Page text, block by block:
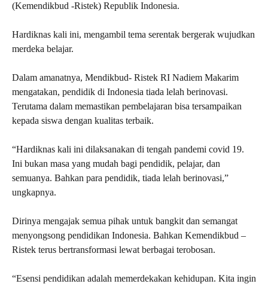
(Kemendikbud -Ristek) Republik Indonesia.
Hardiknas kali ini, mengambil tema serentak bergerak wujudkan
merdeka belajar.
Dalam amanatnya, Mendikbud- Ristek RI Nadiem Makarim
mengatakan, pendidik di Indonesia tiada lelah berinovasi.
Terutama dalam memastikan pembelajaran bisa tersampaikan
kepada siswa dengan kualitas terbaik.
“Hardiknas kali ini dilaksanakan di tengah pandemi covid 19.
Ini bukan masa yang mudah bagi pendidik, pelajar, dan
semuanya. Bahkan para pendidik, tiada lelah berinovasi,”
ungkapnya.
Dirinya mengajak semua pihak untuk bangkit dan semangat
menyongsong pendidikan Indonesia. Bahkan Kemendikbud –
Ristek terus bertransformasi lewat berbagai terobosan.
“Esensi pendidikan adalah memerdekakan kehidupan. Kita ingin